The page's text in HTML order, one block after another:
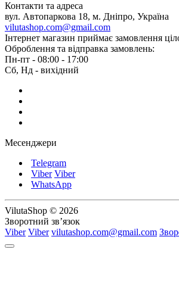
Контакти та адреса
вул. Автопаркова 18, м. Дніпро, Україна
vilutashop.com@gmail.com
Інтернет магазин приймає замовлення
Оброблення та відправка замовлень:
Пн-пт - 08:00 - 17:00
Сб, Нд - вихідний
Месенджери
Telegram
Viber Viber
WhatsApp
VilutaShop © 2026
Зворотний зв’язок
Viber Viber vilutashop.com@gmail.com